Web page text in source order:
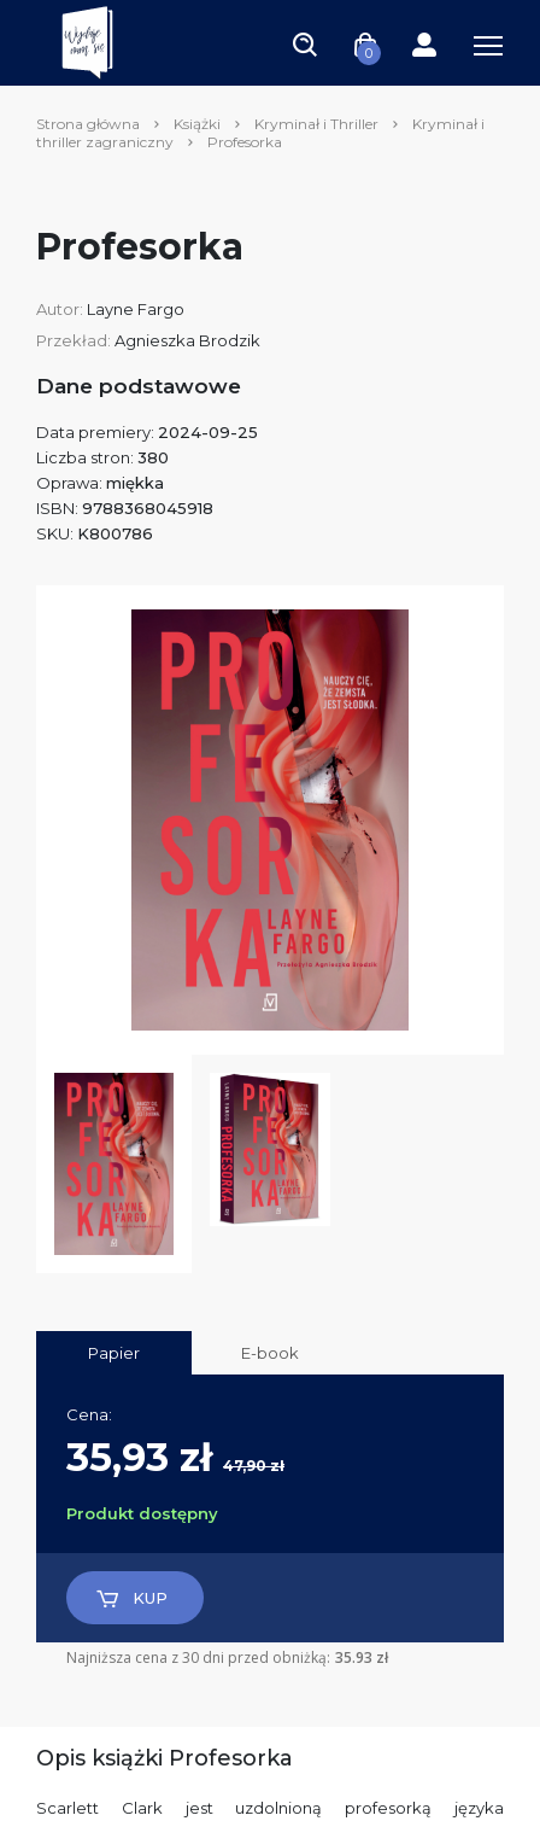
0
Strona główna Książki Kryminał i Thriller
Kryminał i
thriller zagraniczny
Profesorka
Profesorka
Autor: Layne Fargo
Przekład: Agnieszka Brodzik
Dane podstawowe
Data premiery: 2024-09-25
Liczba stron: 380
Oprawa: miękka
ISBN: 9788368045918
SKU: K800786
Papier E-book
Cena:
35,93 zł 47,90 zł
Produkt dostępny
KUP
Najniższa cena z 30 dni przed obniżką: 35.93 zł
Opis książki Profesorka
Scarlett Clark jest uzdolnioną profesorką języka